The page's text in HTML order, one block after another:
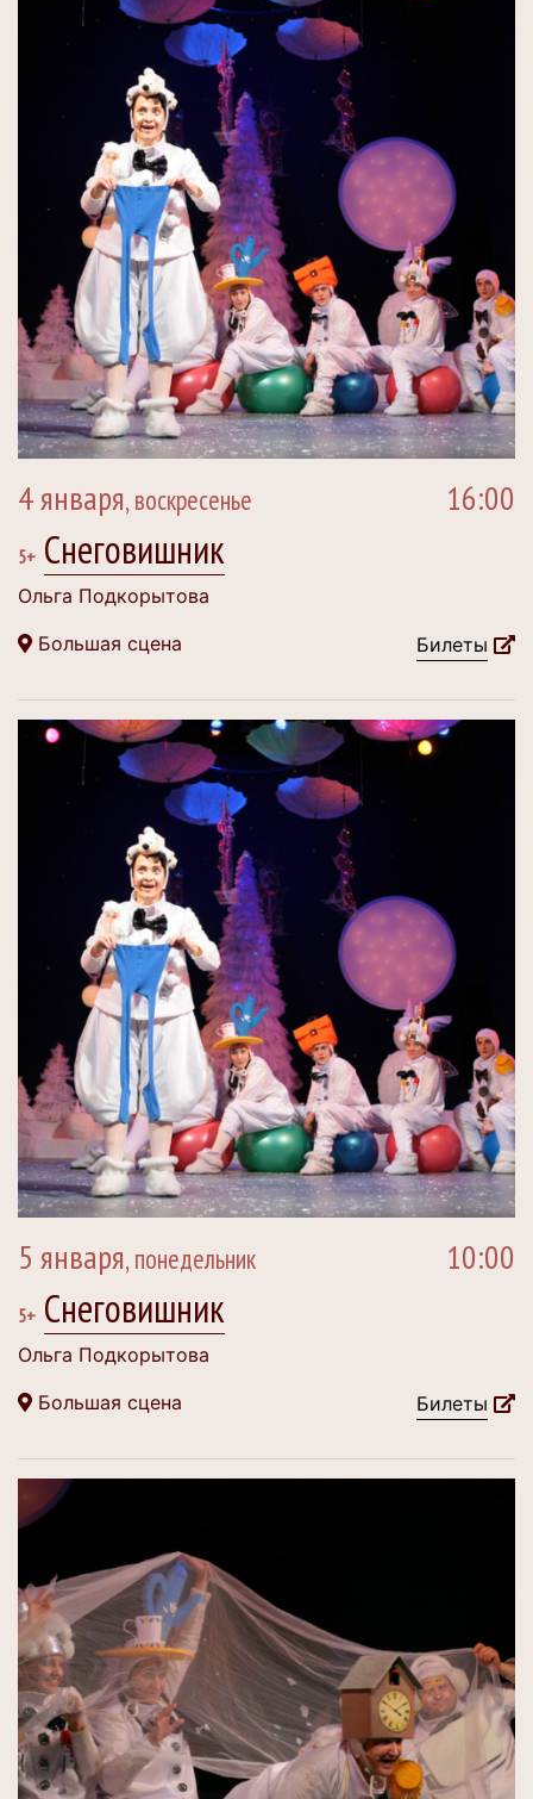
4 января, воскресенье 16:00
5+ Снеговишник
Ольга Подкорытова
Большая сцена
Билеты
5 января, понедельник 10:00
5+ Снеговишник
Ольга Подкорытова
Большая сцена
Билеты